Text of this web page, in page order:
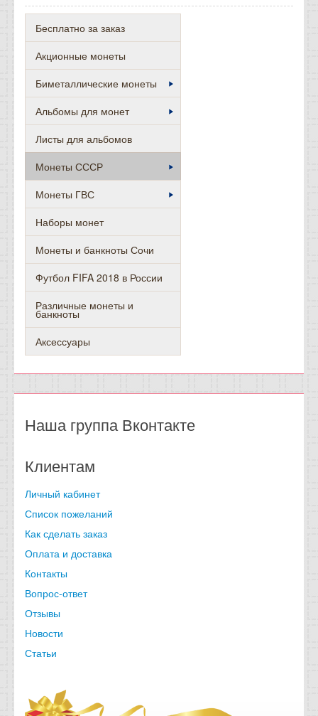
Бесплатно за заказ
Акционные монеты
Биметаллические монеты
Альбомы для монет
Листы для альбомов
Монеты СССР
Монеты ГВС
Наборы монет
Монеты и банкноты Сочи
Футбол FIFA 2018 в России
Различные монеты и
банкноты
Аксессуары
Наша группа Вконтакте
Клиентам
Личный кабинет
Список пожеланий
Как сделать заказ
Оплата и доставка
Контакты
Вопрос-ответ
Отзывы
Новости
Статьи